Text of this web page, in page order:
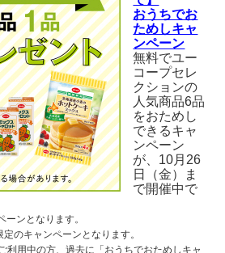
おうちでお
ためしキャ
ンペーン
無料でユー
コープセレ
クションの
人気商品6品
をおためし
できるキャ
ンペーン
が、10月26
日（金）ま
で開催中で
ンとなります。
のキャンペーンとなります。
用中の方、過去に「おうちでおためしキャ